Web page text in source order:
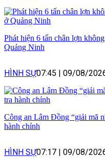
Phát hiện 6 tấn chân lợn
Quảng Ninh
HÌNH SỰ07:45 | 09/08/
Công an Lâm Đồng “giải mã
hành chính
HÌNH SỰ07:17 | 09/08/